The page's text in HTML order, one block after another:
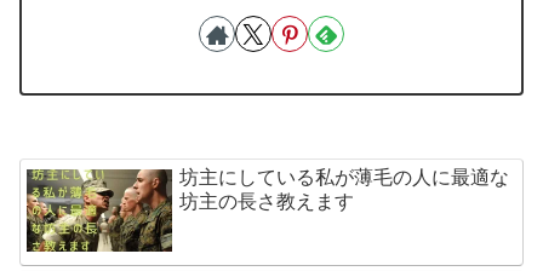
坊主にしている私が薄毛の人に最適な
坊主の長さ教えます